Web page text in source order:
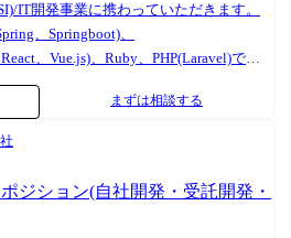
IT開発事業に携わっていただきます。
、Springboot)、
、Vue.js)、Ruby、PHP(Laravel)です!
なくチーム増員・拡大の検討など、ビ
が可能です。 ￭タイミングによってはス
、React、Vue.js、Python、Go、
しております。 ￭業界、業種問わずエン
ェクトのアサイン】
定期的な面談を通じて、希望やキャリ
まずは相談する
ジション(自社開発・受託開発・